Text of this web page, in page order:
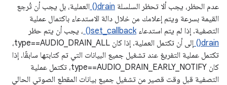
عدم الحظر، يجب ألا تحظر السلسلة drain()
العملية، بل يجب أن تُرجع
القيمة بسرعة ويتم إعلامك من خلال دالة الاستدعاء باكتمال عملية
التصفية. إذا لم يتم استدعاءset_callback()
، يجب أن يتم حظر
drain()
إلى أن تكتمل العملية. إذا كان type==AUDIO_DRAIN_ALL،
تكتمل عملية التفريغ عند تشغيل جميع البيانات التي تم كتابتها سابقًا. إذا
كان type==AUDIO_DRAIN_EARLY_NOTIFY، تكتمل عملية
التصفية قبل وقت قصير من تشغيل جميع بيانات المقطع الصوتي الحالي